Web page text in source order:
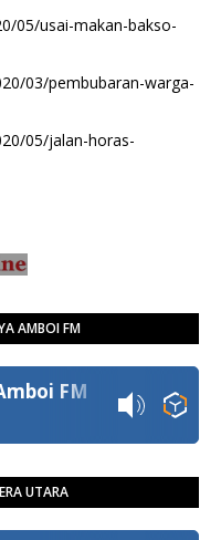
05/usai-makan-bakso-
03/pembubaran-warga-
05/jalan-horas-
AMBOI FM
FM
UTARA